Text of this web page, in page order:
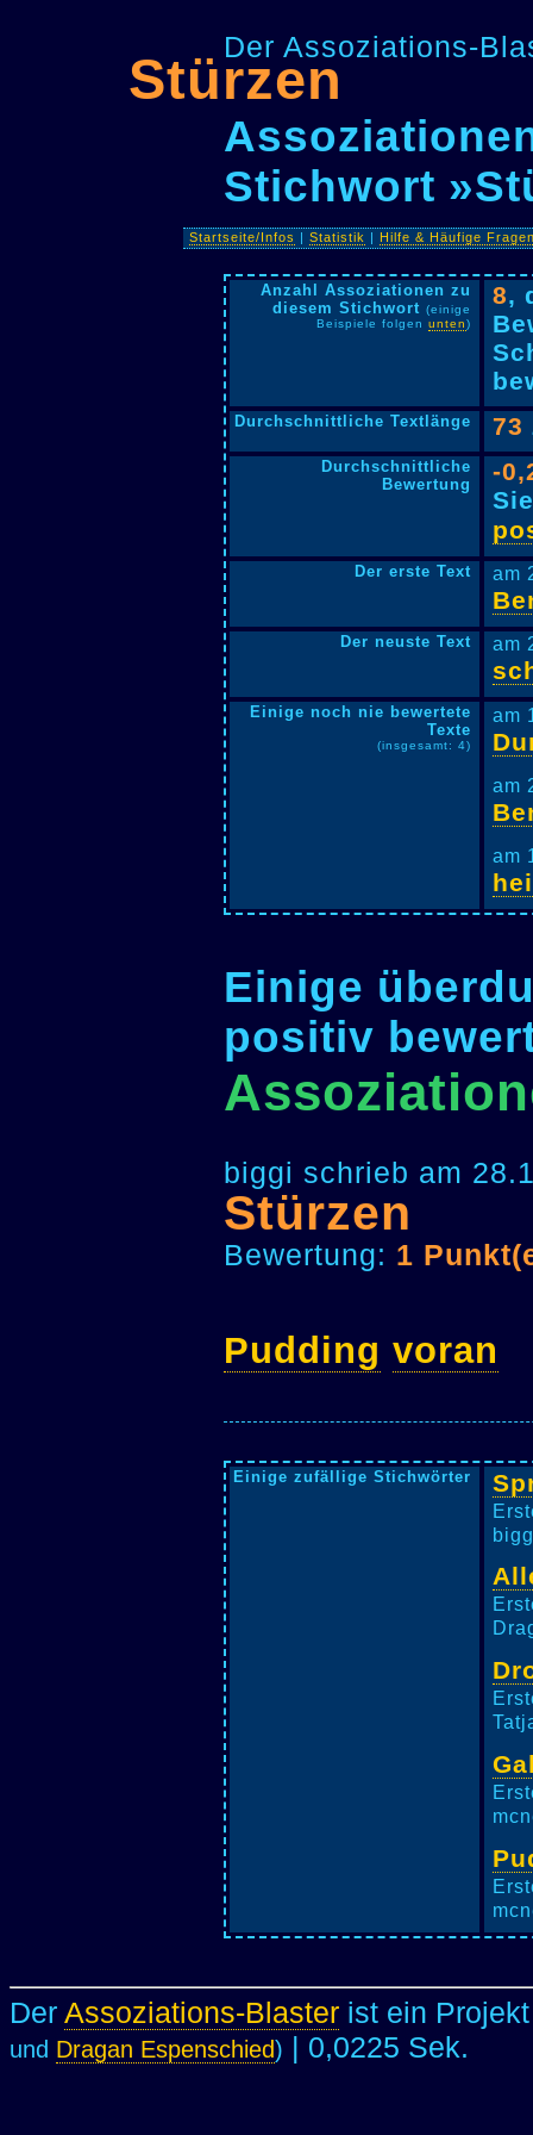
Der Assoziations-
Stürzen
Stichwort
Startseite/Infos |Statistik |Hilfe & Häufige
Anzahl Assoziationen zu
diesem Stichwort (einige
Beispiele folgen unten)
8,
Durchschnittliche Textlänge 73
Durchschnittliche
Bewertung
-
Der erste Text am
Der neuste Text am
Einige noch nie bewertete
Texte
(insgesamt: 4)
am
am
am
Einige
positiv
biggi schrieb am
Stürzen
Bewertung: 1
Pudding voran
Einige zufällige Stichwörter
Der Assoziations-Blaster ist ein
und Dragan Espenschied) | 0,0225 Sek.